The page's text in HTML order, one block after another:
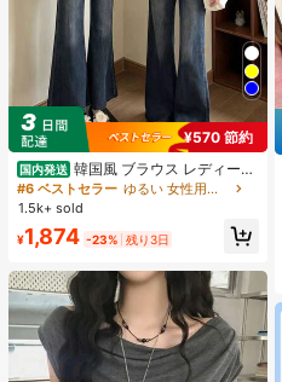
¥570 節約
国内発送 韓国風 ブラウス レディース
夏 ドット柄 フェイクレイヤード 半
袖 パフスリーブ レース切替 リボン
お出かけ
#6 ベストセラー
ゆるい 女性用ブラウス
1.5k+ sold
¥1,874 -23% 残り3日